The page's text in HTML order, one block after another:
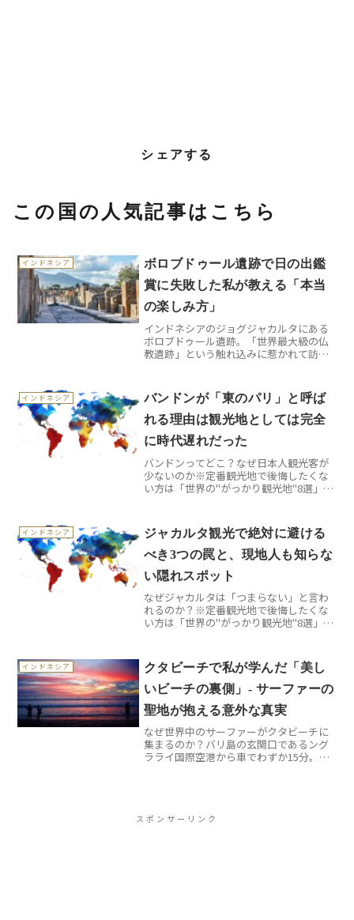
シェアする
この国の人気記事はこちら
インドネシア
ボロブドゥール遺跡で日の出鑑
賞に失敗した私が教える「本当
の楽しみ方」
インドネシアのジョグジャカルタにある
ボロブドゥール遺跡。「世界最大級の仏
教遺跡」という触れ込みに惹かれて訪れ
本当の魅力をお伝えします。観光ガイド
には載っていない、現地で...
インドネシア
バンドンが「東のパリ」と呼ば
れる理由は観光地としては完全
に時代遅れだった
バンドンってどこ？なぜ日本人観光客が
少ないのか※定番観光地で後悔したくな
い方は「世界の"がっかり観光地"8選」も
トルの高原都市バンドン。人口約250万人
を擁するこの...
インドネシア
ジャカルタ観光で絶対に避ける
べき3つの罠と、現地人も知らな
い隠れスポット
なぜジャカルタは「つまらない」と言わ
れるのか？※定番観光地で後悔したくな
い方は「世界の"がっかり観光地"8選」も
て地味な印象を持たれがちです。実際、
多くの観光ガイドブッ...
インドネシア
クタビーチで私が学んだ「美し
いビーチの裏側」- サーファーの
聖地が抱える意外な真実
なぜ世界中のサーファーがクタビーチに
集まるのか？バリ島の玄関口であるング
ラライ国際空港から車でわずか15分。そ
スポンサーリンク